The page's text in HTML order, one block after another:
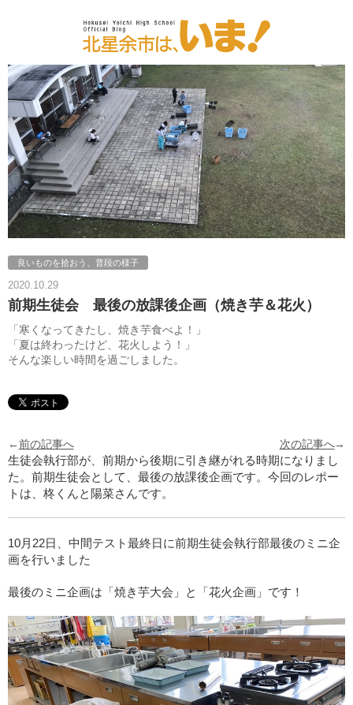
良いものを拾おう、普段の様子
2020.10.29
前期生徒会 最後の放課後企画（焼き芋＆花火）
「寒くなってきたし、焼き芋食べよ！」
「夏は終わったけど、花火しよう！」
そんな楽しい時間を過ごしました。
←前の記事へ 次の記事へ→
生徒会執行部が、前期から後期に引き継がれる時期になりまし
た。前期生徒会として、最後の放課後企画です。今回のレポー
トは、柊くんと陽菜さんです。
10月22日、中間テスト最終日に前期生徒会執行部最後のミニ企
画を行いました
最後のミニ企画は「焼き芋大会」と「花火企画」です！